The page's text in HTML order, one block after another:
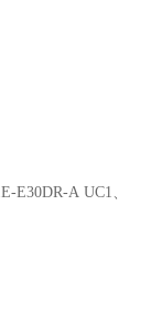
E30DR-A UC1、